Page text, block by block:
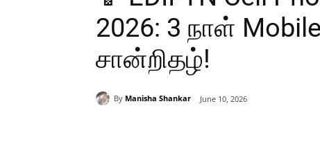
2026: 3 நாள் Mobile
சான்றிதழ்!
By Manisha Shankar June 10, 2026